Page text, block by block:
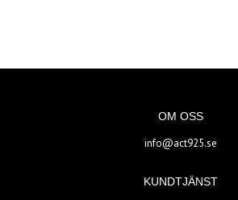
OM OSS
info@act925.se
KUNDTJÄNST